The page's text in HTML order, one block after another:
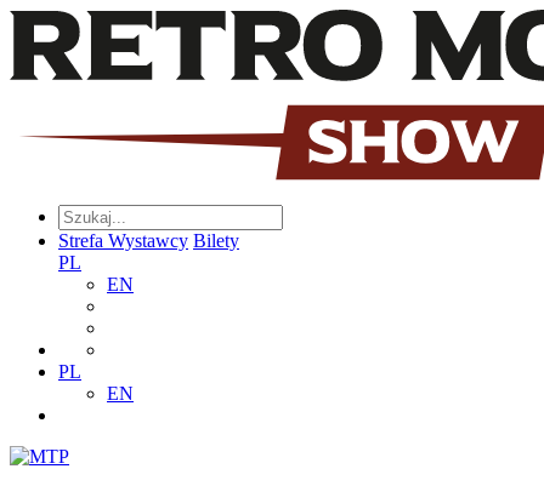
Strefa Wystawcy Bilety
PL
EN
PL
EN